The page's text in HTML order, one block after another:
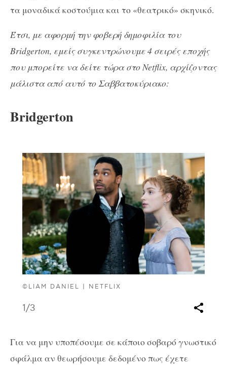
τα μοναδικά κοστούμια και το «θεατρικό» σκηνικό.
Έτσι, με αφορμή την φοβερή δημοφιλία του
Bridgerton, εμείς συγκεντρώνουμε 4 σειρές εποχής
που μπορείτε να δείτε τώρα στο Netflix, αρχίζοντας
μάλιστα από αυτό το Σαββατοκύριακο:
Bridgerton
©LIAM DANIEL | NETFLIX
1/3
Για να μην υποπέσουμε σε κάποιο σοβαρό γνωστικό
σφάλμα αν θεωρήσουμε δεδομένο πως έχετε